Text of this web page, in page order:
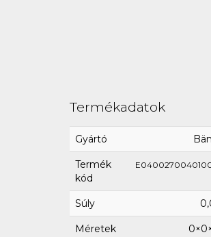
Termékadatok
Gyártó
Termék
kód
Súly
Méretek